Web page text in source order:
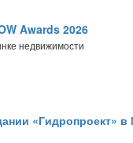
Awards 2026
недвижимости
«Гидропроект» в